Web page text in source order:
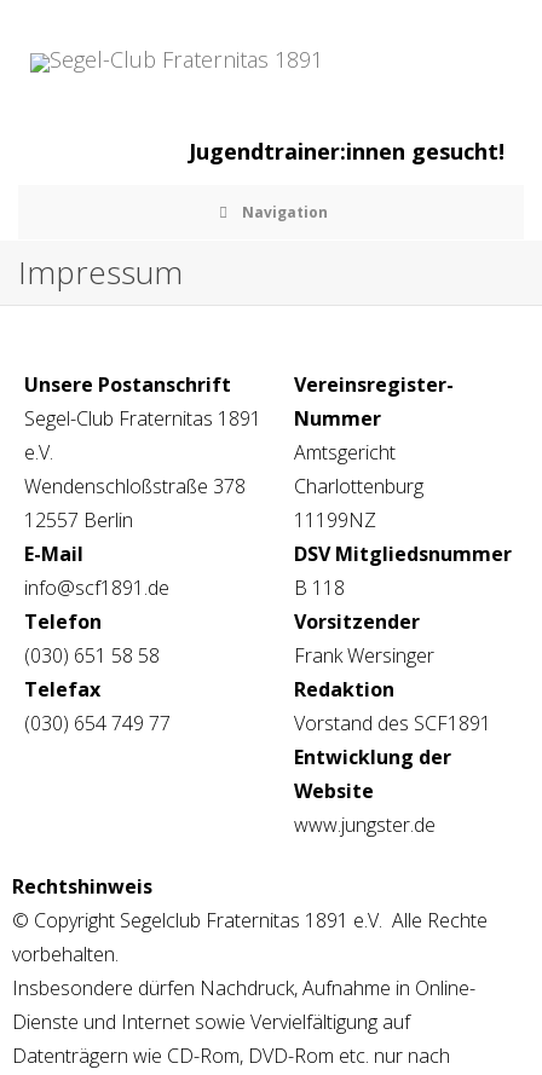
Jugendtrainer:innen gesucht!
Navigation
Impressum
Unsere Postanschrift
Segel-Club Fraternitas 1891
e.V.
Wendenschloßstraße 378
12557 Berlin
E-Mail
info@scf1891.de
Telefon
(030) 651 58 58
Telefax
(030) 654 749 77
Vereinsregister-
Nummer
Amtsgericht
Charlottenburg
11199NZ
DSV Mitgliedsnummer
B 118
Vorsitzender
Frank Wersinger
Redaktion
Vorstand des SCF1891
Entwicklung der
Website
www.jungster.de
Rechtshinweis
© Copyright Segelclub Fraternitas 1891 e.V. Alle Rechte
vorbehalten.
Insbesondere dürfen Nachdruck, Aufnahme in Online-
Dienste und Internet sowie Vervielfältigung auf
Datenträgern wie CD-Rom, DVD-Rom etc. nur nach